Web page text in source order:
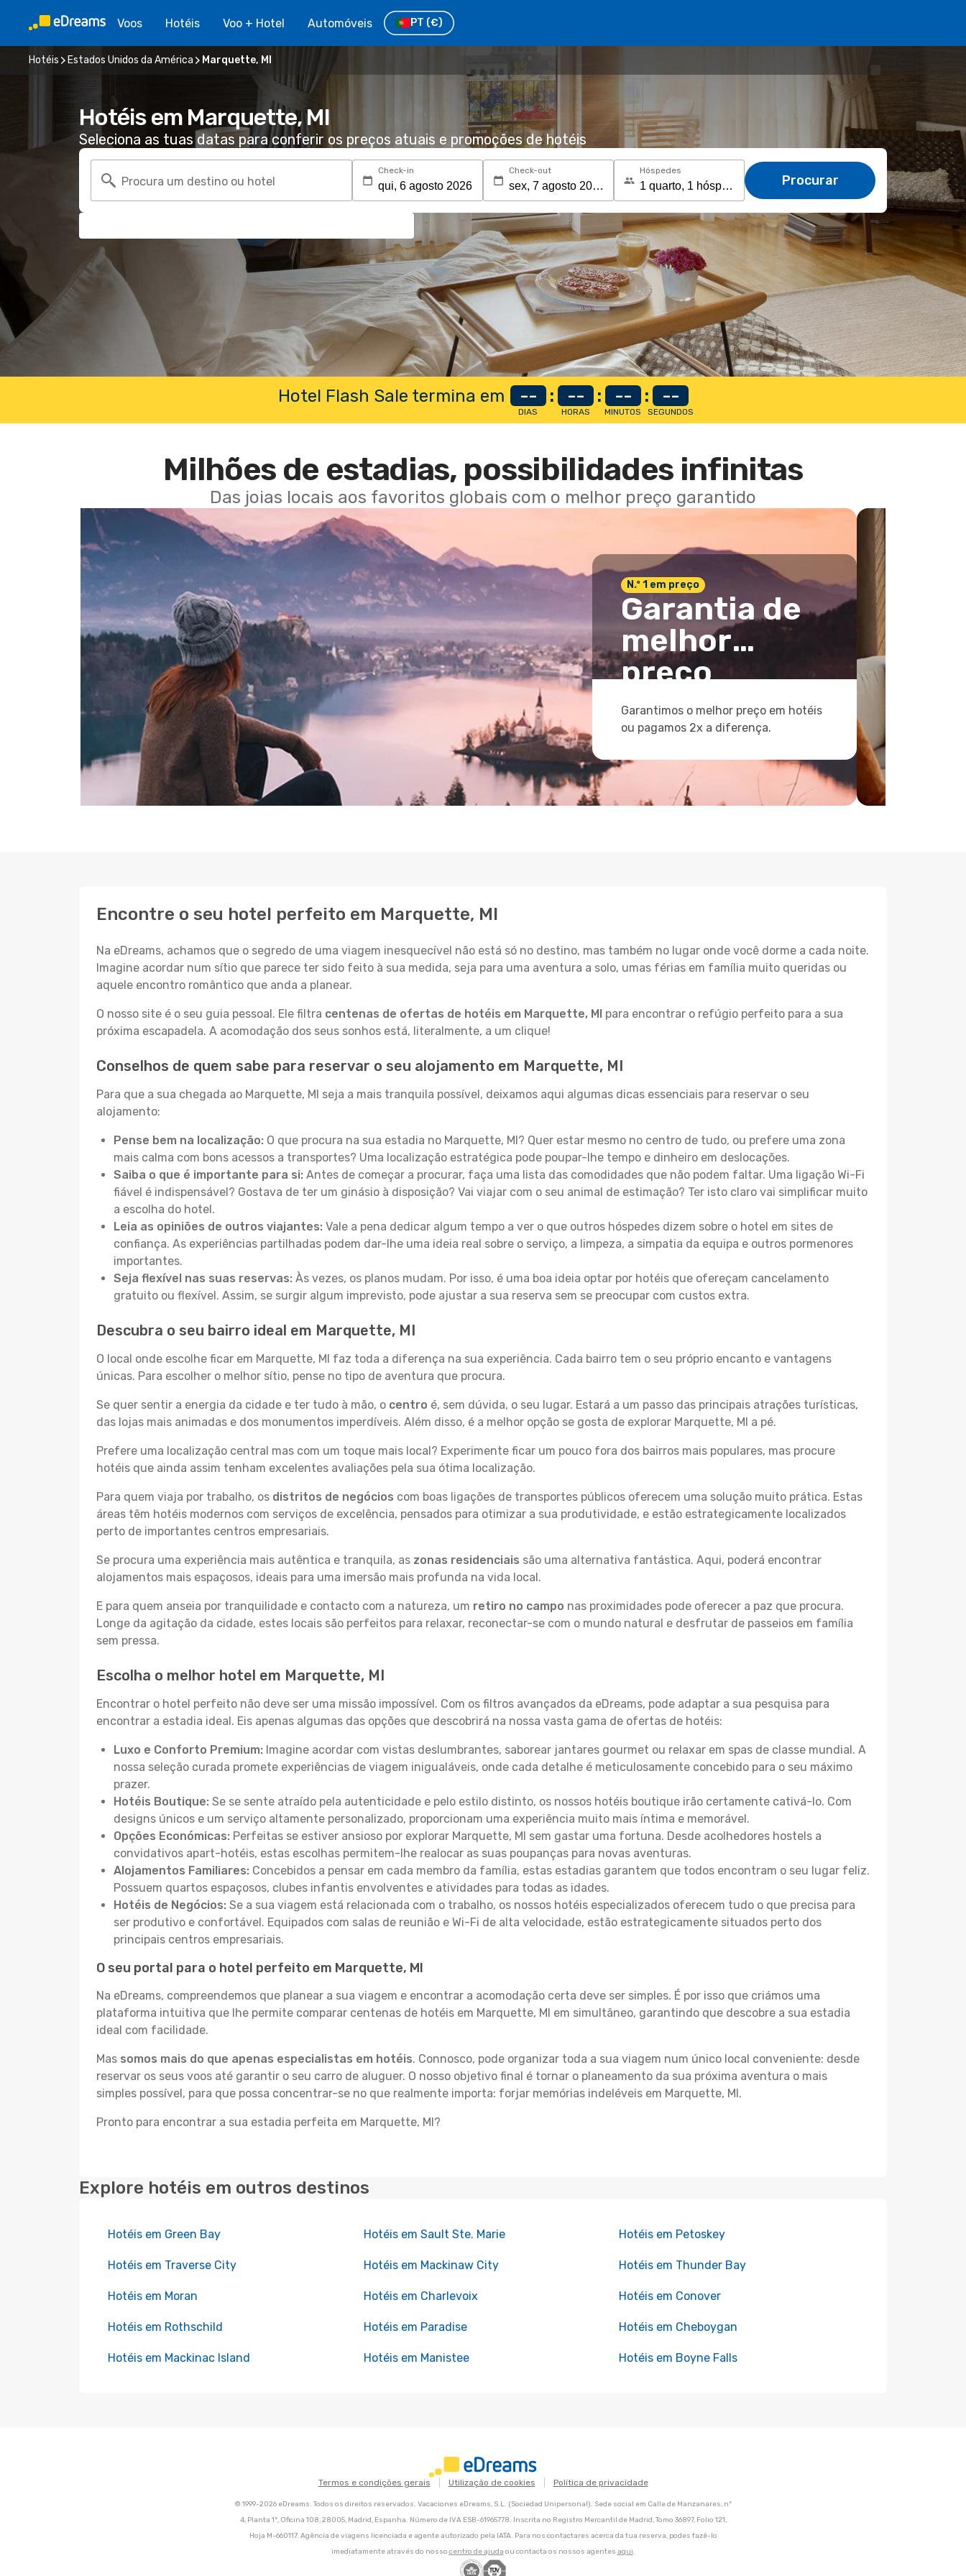
Voos Hotéis Voo + Hotel Automóveis PT (€)
Hotéis Estados Unidos da América Marquette, MI
Hotéis em Marquette, MI
Seleciona as tuas datas para conferir os preços atuais e promoções de hotéis
Procura um destino ou hotel
Check-in Check-out Hóspedes
Procurar
Hotel Flash Sale termina em --
DIAS
: --
HORAS
: --
MINUTOS
: --
SEGUNDOS
Milhões de estadias, possibilidades infinitas
Das joias locais aos favoritos globais com o melhor preço garantido
N.º 1 em preço
Garantia de
melhor
preço
Garantimos o melhor preço em hotéis
ou pagamos 2x a diferença.
Encontre o seu hotel perfeito em Marquette, MI
Na eDreams, achamos que o segredo de uma viagem inesquecível não está só no destino, mas também no lugar onde você dorme a cada noite.
Imagine acordar num sítio que parece ter sido feito à sua medida, seja para uma aventura a solo, umas férias em família muito queridas ou
aquele encontro romântico que anda a planear.
O nosso site é o seu guia pessoal. Ele filtra centenas de ofertas de hotéis em Marquette, MI para encontrar o refúgio perfeito para a sua
próxima escapadela. A acomodação dos seus sonhos está, literalmente, a um clique!
Conselhos de quem sabe para reservar o seu alojamento em Marquette, MI
Para que a sua chegada ao Marquette, MI seja a mais tranquila possível, deixamos aqui algumas dicas essenciais para reservar o seu
alojamento:
Pense bem na localização: O que procura na sua estadia no Marquette, MI? Quer estar mesmo no centro de tudo, ou prefere uma zona
mais calma com bons acessos a transportes? Uma localização estratégica pode poupar-lhe tempo e dinheiro em deslocações.
Saiba o que é importante para si: Antes de começar a procurar, faça uma lista das comodidades que não podem faltar. Uma ligação Wi-Fi
fiável é indispensável? Gostava de ter um ginásio à disposição? Vai viajar com o seu animal de estimação? Ter isto claro vai simplificar muito
a escolha do hotel.
Leia as opiniões de outros viajantes: Vale a pena dedicar algum tempo a ver o que outros hóspedes dizem sobre o hotel em sites de
confiança. As experiências partilhadas podem dar-lhe uma ideia real sobre o serviço, a limpeza, a simpatia da equipa e outros pormenores
importantes.
Seja flexível nas suas reservas: Às vezes, os planos mudam. Por isso, é uma boa ideia optar por hotéis que ofereçam cancelamento
gratuito ou flexível. Assim, se surgir algum imprevisto, pode ajustar a sua reserva sem se preocupar com custos extra.
Descubra o seu bairro ideal em Marquette, MI
O local onde escolhe ficar em Marquette, MI faz toda a diferença na sua experiência. Cada bairro tem o seu próprio encanto e vantagens
únicas. Para escolher o melhor sítio, pense no tipo de aventura que procura.
Se quer sentir a energia da cidade e ter tudo à mão, o centro é, sem dúvida, o seu lugar. Estará a um passo das principais atrações turísticas,
das lojas mais animadas e dos monumentos imperdíveis. Além disso, é a melhor opção se gosta de explorar Marquette, MI a pé.
Prefere uma localização central mas com um toque mais local? Experimente ficar um pouco fora dos bairros mais populares, mas procure
hotéis que ainda assim tenham excelentes avaliações pela sua ótima localização.
Para quem viaja por trabalho, os distritos de negócios com boas ligações de transportes públicos oferecem uma solução muito prática. Estas
áreas têm hotéis modernos com serviços de excelência, pensados para otimizar a sua produtividade, e estão estrategicamente localizados
perto de importantes centros empresariais.
Se procura uma experiência mais autêntica e tranquila, as zonas residenciais são uma alternativa fantástica. Aqui, poderá encontrar
alojamentos mais espaçosos, ideais para uma imersão mais profunda na vida local.
E para quem anseia por tranquilidade e contacto com a natureza, um retiro no campo nas proximidades pode oferecer a paz que procura.
Longe da agitação da cidade, estes locais são perfeitos para relaxar, reconectar-se com o mundo natural e desfrutar de passeios em família
sem pressa.
Escolha o melhor hotel em Marquette, MI
Encontrar o hotel perfeito não deve ser uma missão impossível. Com os filtros avançados da eDreams, pode adaptar a sua pesquisa para
encontrar a estadia ideal. Eis apenas algumas das opções que descobrirá na nossa vasta gama de ofertas de hotéis:
Luxo e Conforto Premium: Imagine acordar com vistas deslumbrantes, saborear jantares gourmet ou relaxar em spas de classe mundial. A
nossa seleção curada promete experiências de viagem inigualáveis, onde cada detalhe é meticulosamente concebido para o seu máximo
prazer.
Hotéis Boutique: Se se sente atraído pela autenticidade e pelo estilo distinto, os nossos hotéis boutique irão certamente cativá-lo. Com
designs únicos e um serviço altamente personalizado, proporcionam uma experiência muito mais íntima e memorável.
Opções Económicas: Perfeitas se estiver ansioso por explorar Marquette, MI sem gastar uma fortuna. Desde acolhedores hostels a
convidativos apart-hotéis, estas escolhas permitem-lhe realocar as suas poupanças para novas aventuras.
Alojamentos Familiares: Concebidos a pensar em cada membro da família, estas estadias garantem que todos encontram o seu lugar feliz.
Possuem quartos espaçosos, clubes infantis envolventes e atividades para todas as idades.
Hotéis de Negócios: Se a sua viagem está relacionada com o trabalho, os nossos hotéis especializados oferecem tudo o que precisa para
ser produtivo e confortável. Equipados com salas de reunião e Wi-Fi de alta velocidade, estão estrategicamente situados perto dos
principais centros empresariais.
O seu portal para o hotel perfeito em Marquette, MI
Na eDreams, compreendemos que planear a sua viagem e encontrar a acomodação certa deve ser simples. É por isso que criámos uma
plataforma intuitiva que lhe permite comparar centenas de hotéis em Marquette, MI em simultâneo, garantindo que descobre a sua estadia
ideal com facilidade.
Mas somos mais do que apenas especialistas em hotéis. Connosco, pode organizar toda a sua viagem num único local conveniente: desde
reservar os seus voos até garantir o seu carro de aluguer. O nosso objetivo final é tornar o planeamento da sua próxima aventura o mais
simples possível, para que possa concentrar-se no que realmente importa: forjar memórias indeléveis em Marquette, MI.
Pronto para encontrar a sua estadia perfeita em Marquette, MI?
Explore hotéis em outros destinos
Hotéis em Green Bay Hotéis em Sault Ste. Marie Hotéis em Petoskey
Hotéis em Traverse City Hotéis em Mackinaw City Hotéis em Thunder Bay
Hotéis em Moran Hotéis em Charlevoix Hotéis em Conover
Hotéis em Rothschild Hotéis em Paradise Hotéis em Cheboygan
Hotéis em Mackinac Island Hotéis em Manistee Hotéis em Boyne Falls
Termos e condições gerais Utilização de cookies Política de privacidade
© 1999-2026 eDreams. Todos os direitos reservados. Vacaciones eDreams, S.L. (Sociedad Unipersonal). Sede social em Calle de Manzanares, nº
4, Planta 1ª, Oficina 108, 28005, Madrid, Espanha. Número de IVA ESB-61965778. Inscrita no Registro Mercantil de Madrid, Tomo 36897, Folio 121,
Hoja M-660117. Agência de viagens licenciada e agente autorizado pela IATA. Para nos contactares acerca da tua reserva, podes fazê-lo
imediatamente através do nosso centro de ajuda ou contacta os nossos agentes aqui.